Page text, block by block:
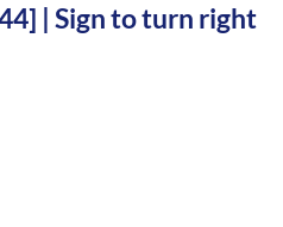
| Sign to turn right